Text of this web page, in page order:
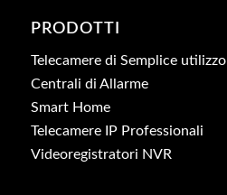
PRODOTTI
Telecamere di Semplice utilizzo
Centrali di Allarme
Smart Home
Telecamere IP Professionali
Videoregistratori NVR